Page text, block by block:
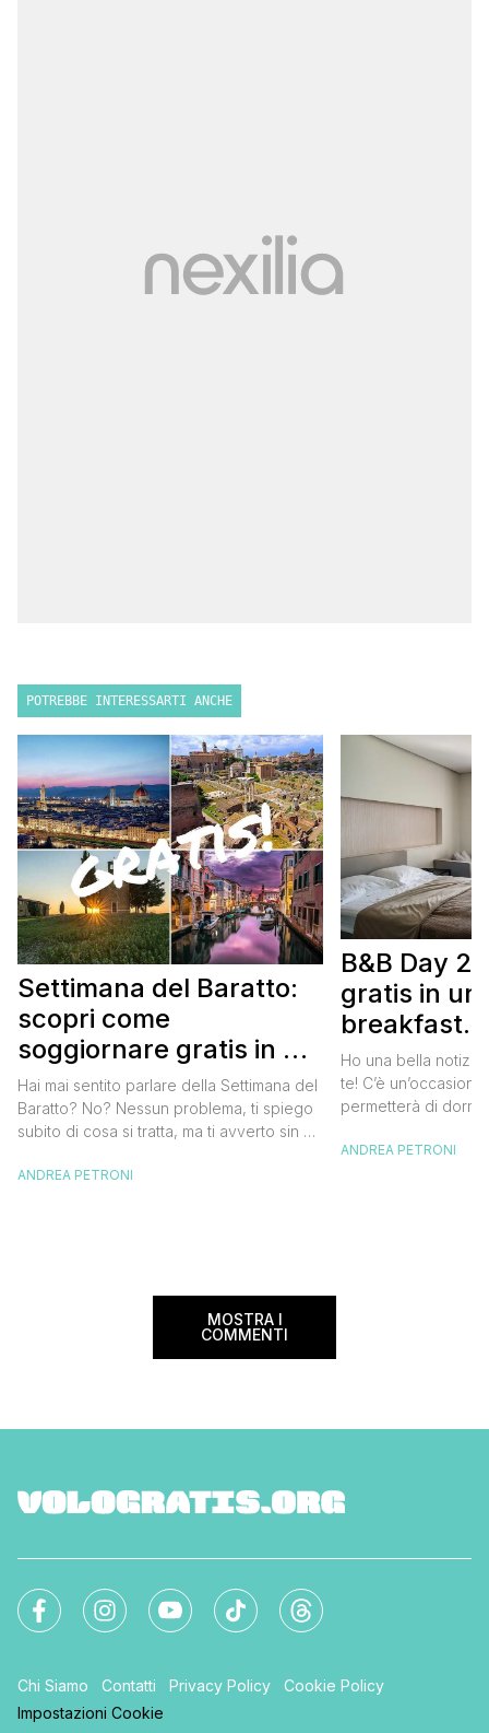
POTREBBE INTERESSARTI ANCHE
Settimana del Baratto:
scopri come
soggiornare gratis in un
bed and breakfast
Hai mai sentito parlare della Settimana del
Baratto? No? Nessun problema, ti spiego
subito di cosa si tratta, ma ti avverto sin da
tantissimo perché ti permetterà di
ANDREA PETRONI
B&B Day
gratis in un
breakfast.
gratis
Ho una bella
te! C’è
permetterà di
meravigliosi del
ANDREA PETRONI
MOSTRA I
COMMENTI
Chi Siamo Contatti Privacy Policy
Cookie Policy
Impostazioni Cookie